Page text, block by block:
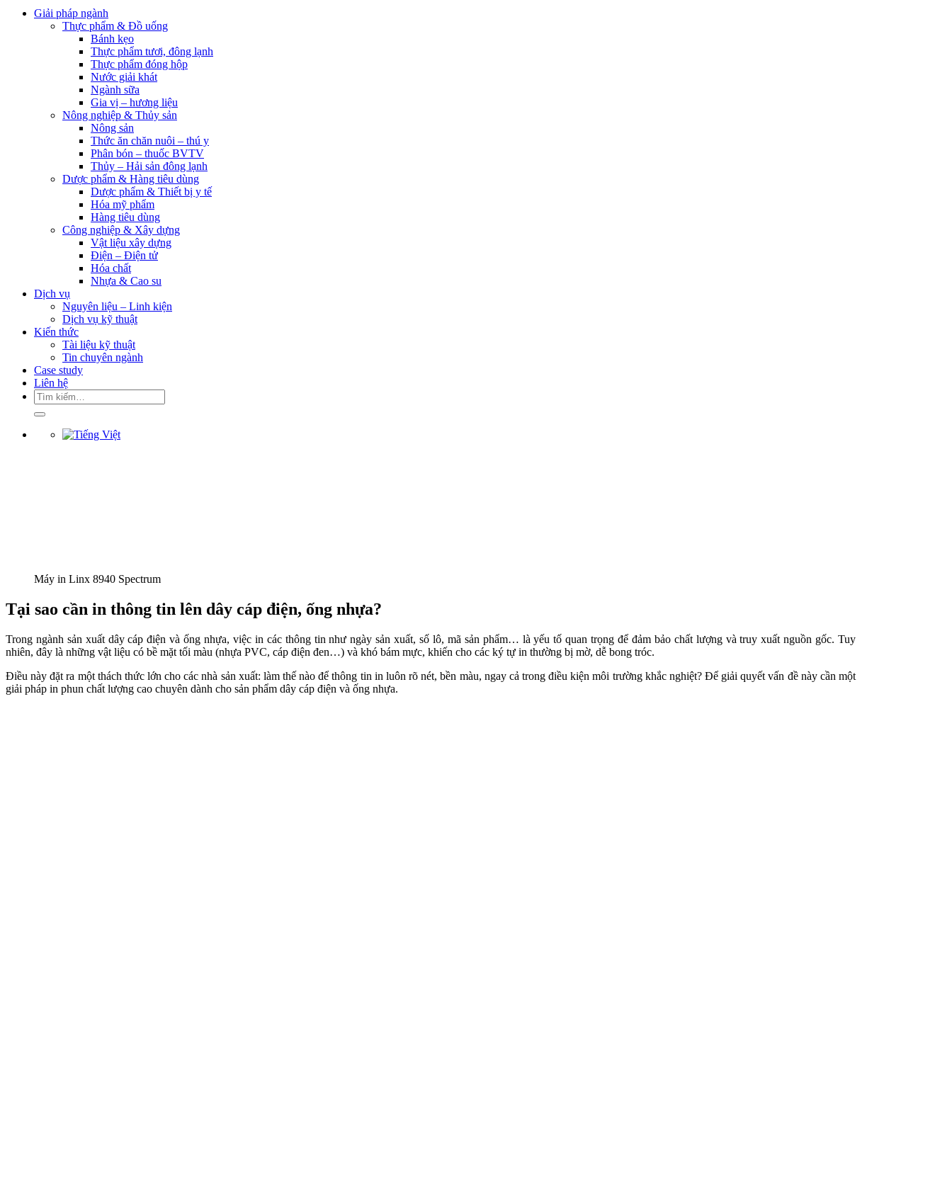
Giải pháp ngành
Thực phẩm & Đồ uống
Bánh kẹo
Thực phẩm tươi, đông lạnh
Thực phẩm đóng hộp
Nước giải khát
Ngành sữa
Gia vị – hương liệu
Nông nghiệp & Thủy sản
Nông sản
Thức ăn chăn nuôi – thú y
Phân bón – thuốc BVTV
Thủy – Hải sản đông lạnh
Dược phẩm & Hàng tiêu dùng
Dược phẩm & Thiết bị y tế
Hóa mỹ phẩm
Hàng tiêu dùng
Công nghiệp & Xây dựng
Vật liệu xây dựng
Điện – Điện tử
Hóa chất
Nhựa & Cao su
Dịch vụ
Nguyên liệu – Linh kiện
Dịch vụ kỹ thuật
Kiến thức
Tài liệu kỹ thuật
Tin chuyên ngành
Case study
Liên hệ
Tìm
kiếm:
Máy in Linx 8940 Spectrum
Tại sao cần in thông tin lên dây cáp điện, ống nhựa?
Trong ngành sản xuất dây cáp điện và ống nhựa, việc in các thông tin như ngày sản xuất, số lô, mã sản phẩm… là yếu tố quan trọng để đảm bảo chất lượng và truy xuất nguồn gốc. Tuy
nhiên, đây là những vật liệu có bề mặt tối màu (nhựa PVC, cáp điện đen…) và khó bám mực, khiến cho các ký tự in thường bị mờ, dễ bong tróc.
Điều này đặt ra một thách thức lớn cho các nhà sản xuất: làm thế nào để thông tin in luôn rõ nét, bền màu, ngay cả trong điều kiện môi trường khắc nghiệt? Để giải quyết vấn đề này cần một
giải pháp in phun chất lượng cao chuyên dành cho sản phẩm dây cáp điện và ống nhựa.